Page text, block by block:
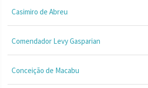
Casimiro de Abreu
Comendador Levy Gasparian
Conceição de Macabu